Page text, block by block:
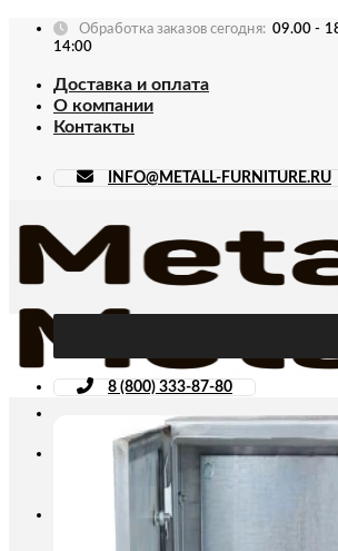
Skip
Обработка заказов сегодня: 09.00 -
14:00
Доставка и оплата
О компании
Контакты
INFO@METALL-FURNITURE.RU
8 (800) 333-87-80